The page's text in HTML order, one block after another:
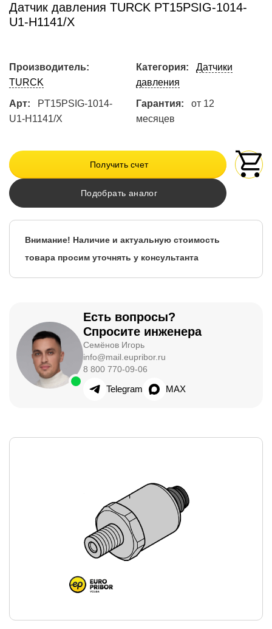
Датчик давления TURCK PT15PSIG-1014-
U1-H1141/X
Производитель:
TURCK
Категория:
Датчики
давления
Арт:
PT15PSIG-1014-
U1-H1141/X
Гарантия:
от 12
месяцев
Получить счет
Подобрать аналог
Внимание! Наличие и актуальную стоимость
товара просим уточнять у консультанта
Есть вопросы?
Спросите инженера
Семёнов Игорь
info@mail.eupribor.ru
8 800 770-09-06
Telegram MAX